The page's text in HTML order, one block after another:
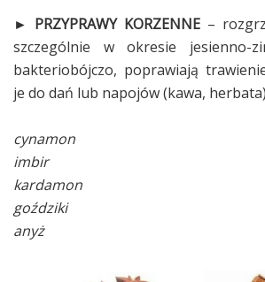
► PRZYPRAWY KORZENNE –
szczególnie w okresie jesienno-
bakteriobójczo, poprawiają
je do dań lub napojów (kawa,
cynamon
imbir
kardamon
goździki
anyż